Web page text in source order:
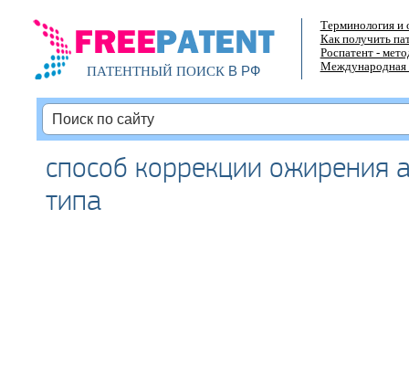
ПАТЕНТНЫЙ ПОИСКВ РФ
Терминология и
Как получить
Роспатент -
Международная
способ коррекции ожирения
типа